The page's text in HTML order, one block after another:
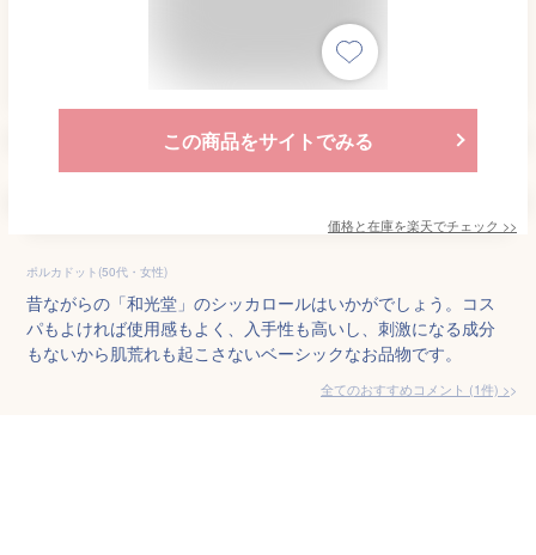
この商品をサイトでみる
価格と在庫を楽天でチェック >>
ポルカドット(50代・女性)
昔ながらの「和光堂」のシッカロールはいかがでしょう。コス
パもよければ使用感もよく、入手性も高いし、刺激になる成分
もないから肌荒れも起こさないベーシックなお品物です。
全てのおすすめコメント (1件) >